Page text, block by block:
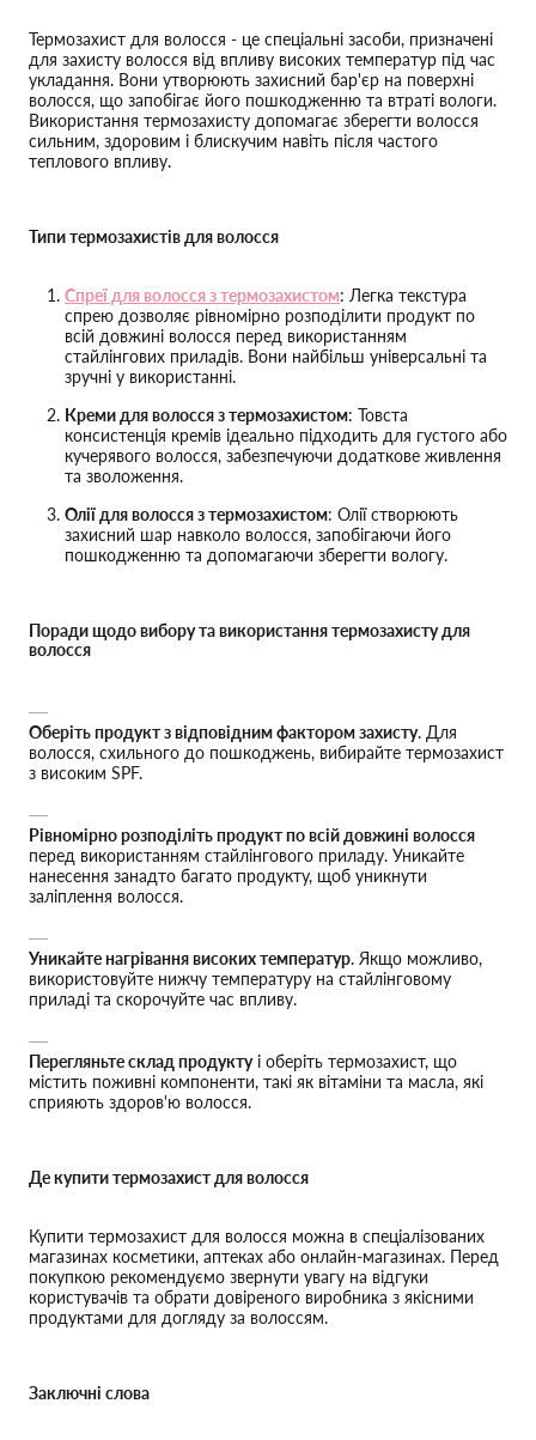
Термозахист для волосся - це спеціальні засоби, призначені
для захисту волосся від впливу високих температур під час
укладання. Вони утворюють захисний бар'єр на поверхні
волосся, що запобігає його пошкодженню та втраті вологи.
Використання термозахисту допомагає зберегти волосся
сильним, здоровим і блискучим навіть після частого
теплового впливу.
Типи термозахистів для волосся
Спреї для волосся з термозахистом: Легка текстура
спрею дозволяє рівномірно розподілити продукт по
всій довжині волосся перед використанням
стайлінгових приладів. Вони найбільш універсальні та
зручні у використанні.
Креми для волосся з термозахистом: Товста
консистенція кремів ідеально підходить для густого або
кучерявого волосся, забезпечуючи додаткове живлення
та зволоження.
Олії для волосся з термозахистом: Олії створюють
захисний шар навколо волосся, запобігаючи його
пошкодженню та допомагаючи зберегти вологу.
Поради щодо вибору та використання термозахисту для
волосся
Оберіть продукт з відповідним фактором захисту. Для
волосся, схильного до пошкоджень, вибирайте термозахист
з високим SPF.
Рівномірно розподіліть продукт по всій довжині волосся
перед використанням стайлінгового приладу. Уникайте
нанесення занадто багато продукту, щоб уникнути
заліплення волосся.
Уникайте нагрівання високих температур. Якщо можливо,
використовуйте нижчу температуру на стайлінговому
приладі та скорочуйте час впливу.
Перегляньте склад продуктуі оберіть термозахист, що
містить поживні компоненти, такі як вітаміни та масла, які
сприяють здоров'ю волосся.
Де купити термозахист для волосся
Купити термозахист для волосся можна в спеціалізованих
магазинах косметики, аптеках або онлайн-магазинах. Перед
покупкою рекомендуємо звернути увагу на відгуки
користувачів та обрати довіреного виробника з якісними
продуктами для догляду за волоссям.
Заключні слова